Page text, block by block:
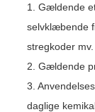
1. Gældende
selvklæbende
stregkoder mv.
2. Gældende
3.
daglige